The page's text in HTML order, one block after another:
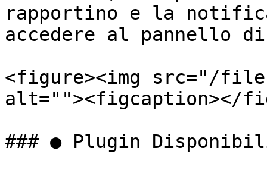
rapportino e la
accedere al pannello
<figure><img src="/files/
alt=""><figcaption></
### ● Plugin